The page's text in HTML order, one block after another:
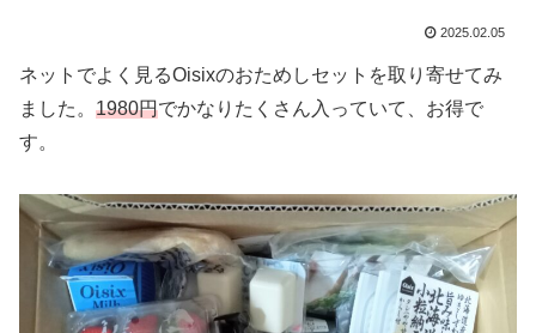
2025.02.05
ネットでよく見るOisixのおためしセットを取り寄せてみ
ました。 1980円でかなりたくさん入っていて、お得で
す。